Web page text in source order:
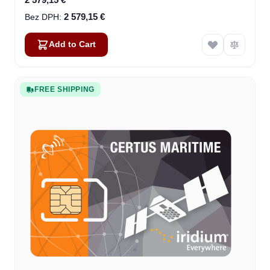
2 579,15 €
Add to Cart
FREE SHIPPING